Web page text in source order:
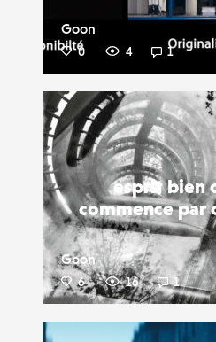
Goon
0 4 1
esprit bien
commence par
Goon
6 16 1